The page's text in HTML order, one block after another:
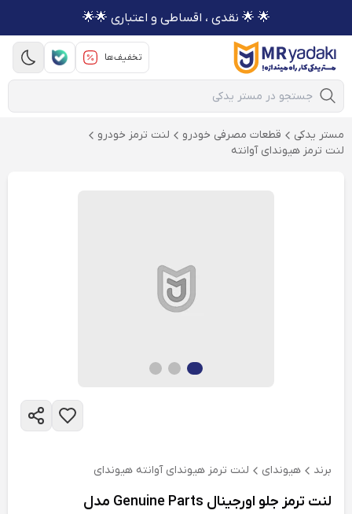
🌟 🌟 نقدی ، اقساطی و اعتباری 🌟🌟
تخفیف‌ها
Mobile Search
مستر یدکی قطعات مصرفی خودرو
لنت ترمز خودرو
لنت ترمز هیوندای آوانته
برند هیوندای لنت ترمز هیوندای آوانته هیوندای
لنت ترمز جلو اورجینال Genuine Parts مدل